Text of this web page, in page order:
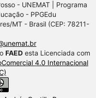
- UNEMAT | Programa
- PPGEdu
MT - Brasil (CEP: 78211-
FAED esta Licenciada com
4.0 Internacional